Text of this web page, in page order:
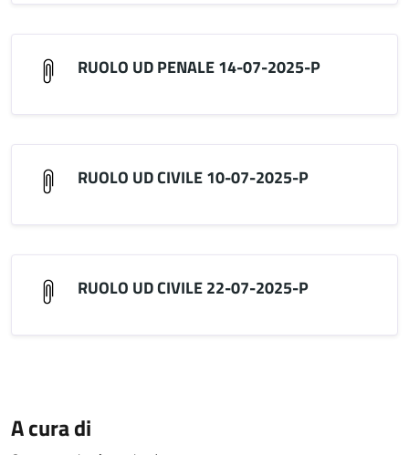
RUOLO UD PENALE 14-07-2025-P
RUOLO UD CIVILE 10-07-2025-P
RUOLO UD CIVILE 22-07-2025-P
A cura di